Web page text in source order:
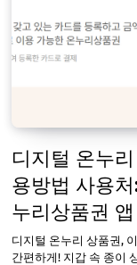
디지털 온누
용방법 사용
누리상품권
디지털 온누리 상품권,
간편하게! 지갑 속 종이